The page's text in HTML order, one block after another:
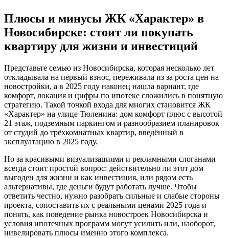
Плюсы и минусы ЖК «Характер» в
Новосибирске: стоит ли покупать
квартиру для жизни и инвестиций
Представьте семью из Новосибирска, которая несколько лет
откладывала на первый взнос, переживала из за роста цен на
новостройки, а в 2025 году наконец нашла вариант, где
комфорт, локация и цифры по ипотеке сложились в понятную
стратегию. Такой точкой входа для многих становится ЖК
«Характер» на улице Тюленина: дом комфорт плюс с высотой
21 этаж, подземным паркингом и разнообразием планировок
от студий до трёхкомнатных квартир, введённый в
эксплуатацию в 2025 году.
Но за красивыми визуализациями и рекламными слоганами
всегда стоит простой вопрос: действительно ли этот дом
выгоден для жизни и как инвестиция, или рядом есть
альтернативы, где деньги будут работать лучше. Чтобы
ответить честно, нужно разобрать сильные и слабые стороны
проекта, сопоставить их с реальными ценами 2025 года и
понять, как поведение рынка новостроек Новосибирска и
условия ипотечных программ могут усилить или, наоборот,
нивелировать плюсы именно этого комплекса.